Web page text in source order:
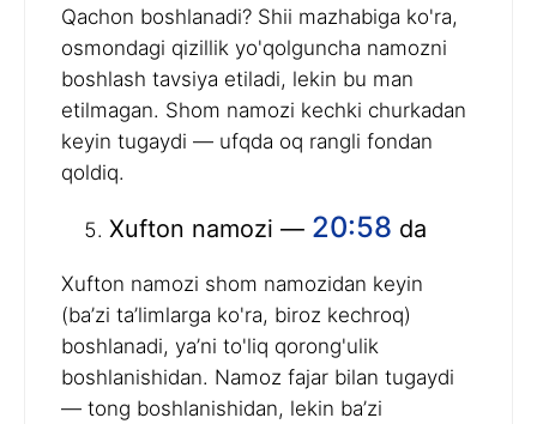
Qachon boshlanadi? Shii mazhabiga ko'ra,
osmondagi qizillik yo'qolguncha namozni
boshlash tavsiya etiladi, lekin bu man
etilmagan. Shom namozi kechki churkadan
keyin tugaydi — ufqda oq rangli fondan
qoldiq.
Xufton namozi — 20:58 da
Xufton namozi shom namozidan keyin
(ba’zi ta’limlarga ko'ra, biroz kechroq)
boshlanadi, ya’ni to'liq qorong'ulik
boshlanishidan. Namoz fajar bilan tugaydi
— tong boshlanishidan, lekin ba’zi